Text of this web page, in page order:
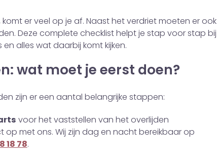
er veel op je af. Naast het verdriet moeten er ook
Deze complete checklist helpt je stap voor stap bij
alles wat daarbij komt kijken.
wat moet je eerst doen?
zijn er een aantal belangrijke stappen:
voor het vaststellen van het overlijden
met ons. Wij zijn dag en nacht bereikbaar op
18 78.